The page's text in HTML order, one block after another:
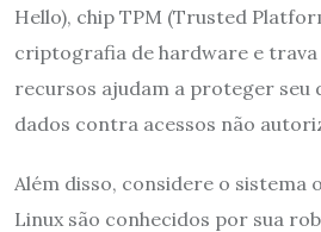
Hello), chip TPM (Trusted
criptografia de hardware e trava
recursos ajudam a proteger seu
dados contra acessos não
Além disso, considere o sistema
Linux são conhecidos por sua